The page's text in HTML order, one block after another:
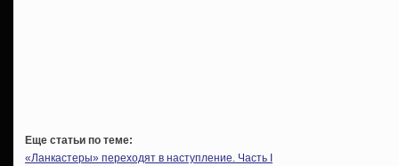
Еще статьи по теме:
«Ланкастеры» переходят в наступление. Часть I